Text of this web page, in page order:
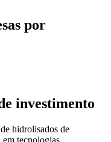
por
investimento
hidrolisados ​​de
em tecnologias